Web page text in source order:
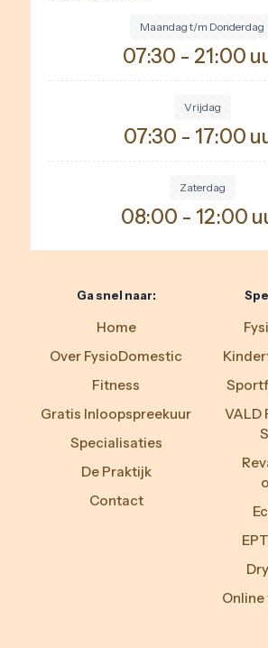
Maandag t/m Donderdag
07:30 - 21:00
Vrijdag
07:30 - 17:00
Zaterdag
08:00 - 12:00
Ga snel naar:
Home
Over FysioDomestic
Fitness
Gratis Inloopspreekuur
Specialisaties
De Praktijk
Contact
VALD